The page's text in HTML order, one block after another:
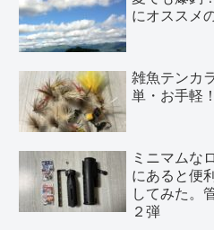
にオススメ
雑魚テンカ
単・お手軽
ミニマムな
にあると便
してみた。
２弾